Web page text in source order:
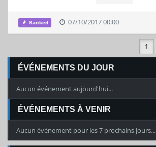
Ranked 07/10/2017 00:00
1
ÉVÉNEMENTS DU JOUR
Aucun événement aujourd'hui...
ÉVÉNEMENTS À VENIR
Aucun événement pour les 7 prochains jours...